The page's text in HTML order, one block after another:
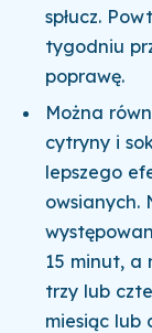
spłucz.
tygodniu
poprawę.
Można
cytryny i
lepszego
owsianych.
15 minut, a
trzy lub
miesiąc lub